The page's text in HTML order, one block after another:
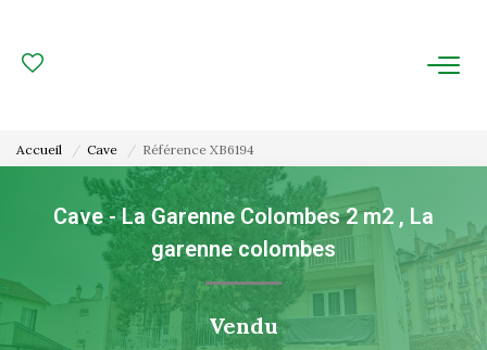
ESTIMATION
FAIRE GÉRER
Gestion Locative
Gestion De Copropriété
Accueil Cave Référence XB6194
Cave - La Garenne Colombes 2 m2 , La
garenne colombes
Vendu